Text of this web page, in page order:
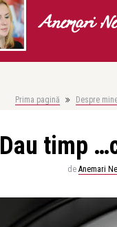
Anemari
Prima pagină Despre
Dau timp
de Anemari